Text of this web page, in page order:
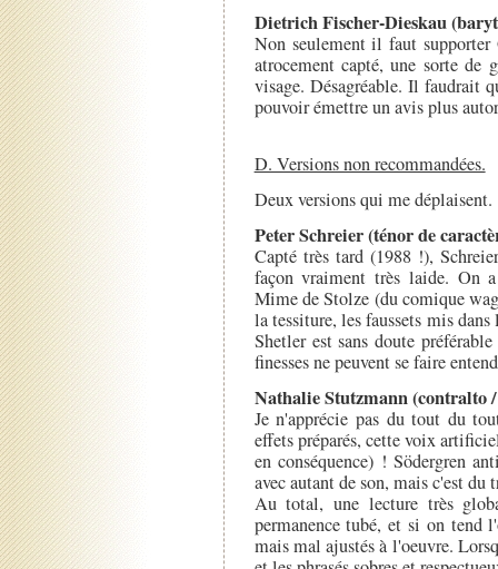
Dietrich Fischer-Dieskau
Non seulement il faut
atrocement capté, une sorte de
visage. Désagréable. Il faudrait
pouvoir émettre un avis plus
D. Versions non recommandées.
Deux versions qui me déplaisent.
Peter Schreier (ténor de
Capté très tard (1988 !),
façon vraiment très laide. On
Mime de Stolze (du comique
la tessiture, les faussets mis
Shetler est sans doute
finesses ne peuvent se faire
Nathalie Stutzmann (contralto
Je n'apprécie pas du tout du
effets préparés, cette voix
en conséquence) ! Södergren
avec autant de son, mais c'est du
Au total, une lecture très
permanence tubé, et si on tend
mais mal ajustés à l'oeuvre.